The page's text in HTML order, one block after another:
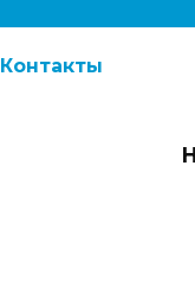
Контакты